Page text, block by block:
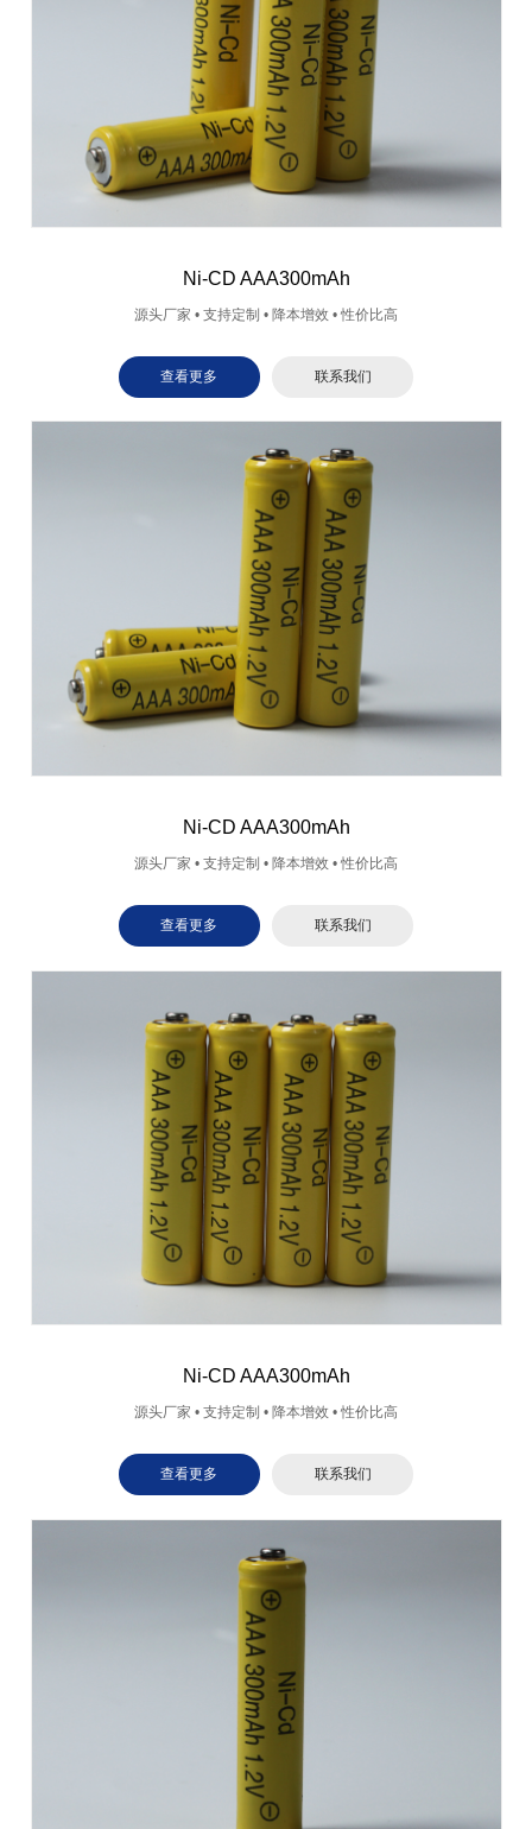
Ni-CD AAA300mAh
源头厂家 • 支持定制 • 降本增效 • 性价比高
查看更多 联系我们
Ni-CD AAA300mAh
源头厂家 • 支持定制 • 降本增效 • 性价比高
查看更多 联系我们
Ni-CD AAA300mAh
源头厂家 • 支持定制 • 降本增效 • 性价比高
查看更多 联系我们